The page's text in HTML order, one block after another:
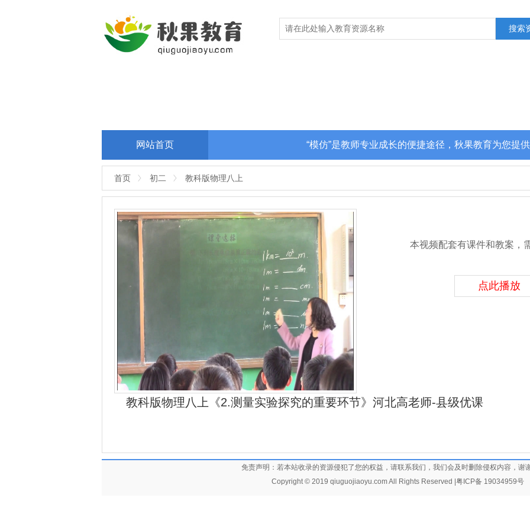
网站首页 “模仿”是教师专业成长的便捷途径，秋果教育为您提
首页 初二 教科版物理八上
教科版物理八上《2.测量实验探究的重要环节》河北高老师-县级优课
本视频配套有课件和教案，
点此播放
免责声明：若本站收录的资源侵犯了您的权益，请联系我们，我们会及时删除侵权内容，谢
Copyright © 2019 qiuguojiaoyu.com All Rights Reserved | 粤ICP备 19034959号